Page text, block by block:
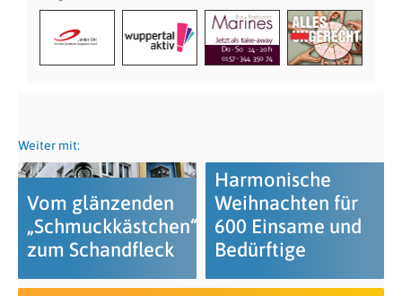
Weiter mit:
Vom glänzenden
„Schmuckkästchen“
zum Schandfleck
Harmonische
Weihnachten für
600 Einsame und
Bedürftige